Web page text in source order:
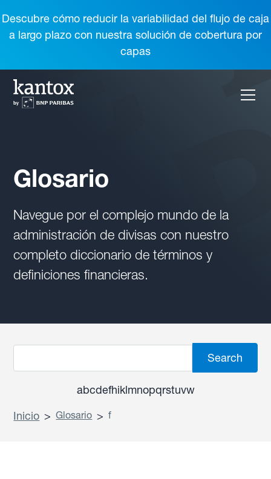
Descubre cómo reducir la variabilidad del flujo de caja
a largo plazo con nuestra solución de cobertura por
capas
Glosario
Navegue por el complejo mundo de la
administración de divisas con nuestro
completo diccionario de términos y
definiciones financieras.
abcdefhiklmnopqrstuvw
Inicio > Glosario > f